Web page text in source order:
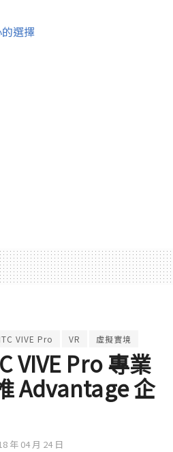
選擇
VIVE Pro VR 虛擬實境
VIVE Pro 專業
Advantage 企
年 04 月 24 日